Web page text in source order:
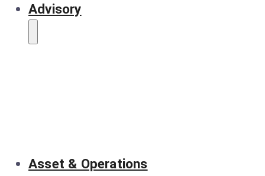
Advisory
Asset & Operations